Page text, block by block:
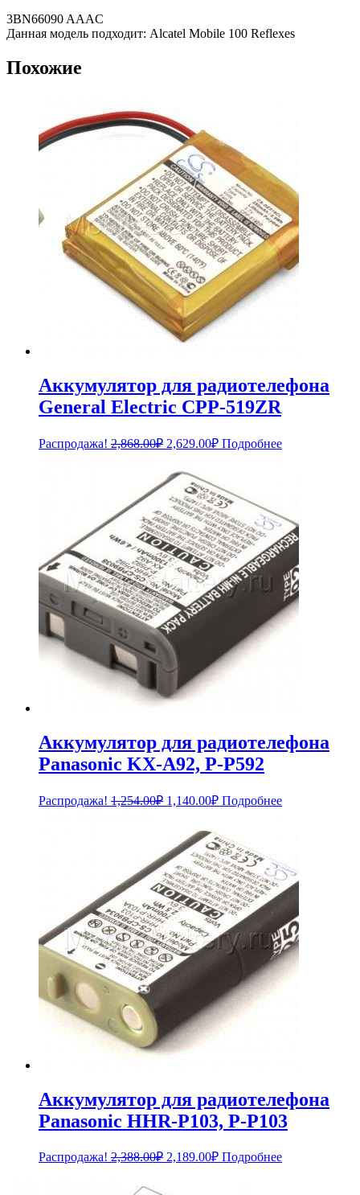
3BN66090 AAAC
Данная модель подходит: Alcatel Mobile 100 Reflexes
Похожие
Аккумулятор для радиотелефона
General Electric CPP-519ZR
Распродажа! 2,868.00₽ Первоначальная
составляла
2,868.00₽.
2,629.00₽Текущая
цена:
Подробнее
Аккумулятор для радиотелефона
Panasonic KX-A92, P-P592
Распродажа! 1,254.00₽ Первоначальная
1,254.00₽.
1,140.00₽Текущая
цена:
Подробнее
Аккумулятор для радиотелефона
Panasonic HHR-P103, P-P103
Распродажа! 2,388.00₽ Первоначальная
2,189.00₽Текущая
Подробнее